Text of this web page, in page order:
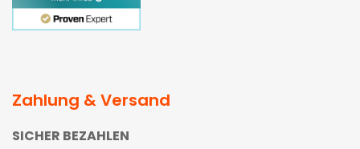
Zahlung & Versand
SICHER BEZAHLEN